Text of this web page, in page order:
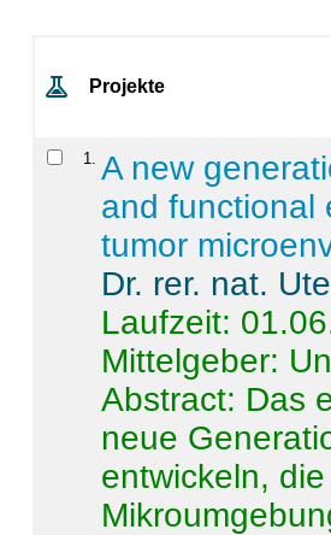
Projekte
1
A new
and functional
tumor
Dr. rer. nat.
Laufzeit:
Mittelgeber:
Abstract: Das
neue
entwickeln,